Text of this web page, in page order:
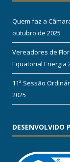
Quem faz a
outubro de 2025
Vereadores de
Equatorial Energia
11ª Sessão
2025
DESENVOLVIDO